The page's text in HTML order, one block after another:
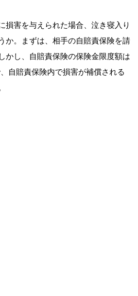
損害を与えられた場合、泣き寝入り
か。まずは、相手の自賠責保険を請
かし、自賠責保険の保険金限度額は
自賠責保険内で損害が補償される